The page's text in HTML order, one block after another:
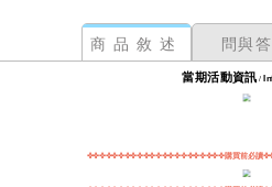
商品敘述 問與答